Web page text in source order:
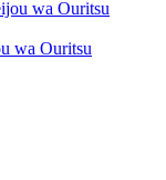
wa Ouritsu